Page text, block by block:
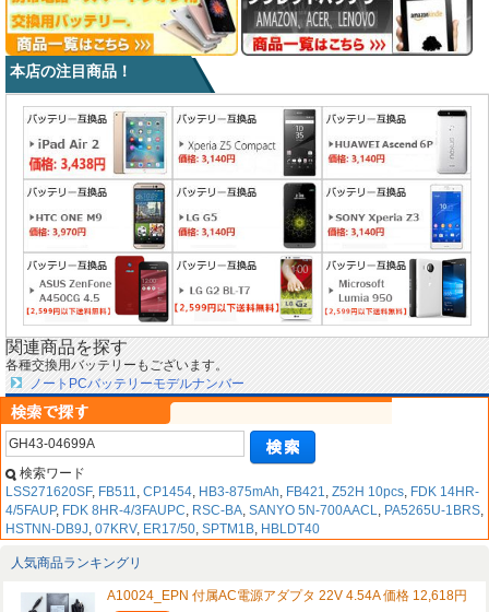
本店の注目商品！
関連商品を探す
各種交換用バッテリーもございます。
ノートPCバッテリーモデルナンバー
検索ワード
LSS271620SF, FB511, CP1454, HB3-875mAh, FB421, Z52H 10pcs, FDK 14HR-
4/5FAUP, FDK 8HR-4/3FAUPC, RSC-BA, SANYO 5N-700AACL, PA5265U-1BRS,
HSTNN-DB9J, 07KRV, ER17/50, SPTM1B, HBLDT40
人気商品ランキングリ
A10024_EPN 付属AC電源アダプタ 22V 4.54A 価格 12,618円